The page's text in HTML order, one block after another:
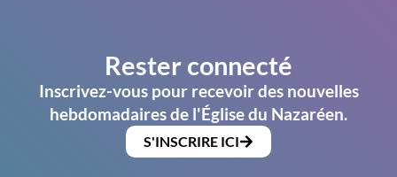
Rester connecté
Inscrivez-vous pour recevoir des nouvelles
hebdomadaires de l'Église du Nazaréen.
S'INSCRIRE ICI